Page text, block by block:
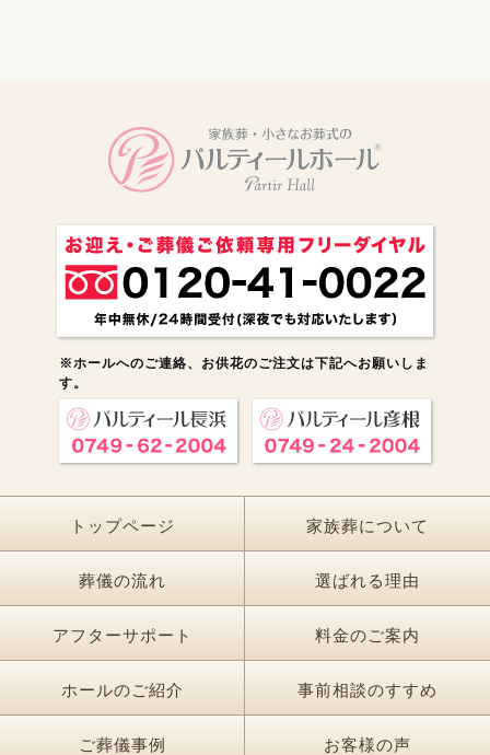
※ホールへのご連絡、お供花のご注文は下記へお願いしま
す。
トップページ 家族葬について
葬儀の流れ 選ばれる理由
アフターサポート 料金のご案内
ホールのご紹介 事前相談のすすめ
ご葬儀事例 お客様の声